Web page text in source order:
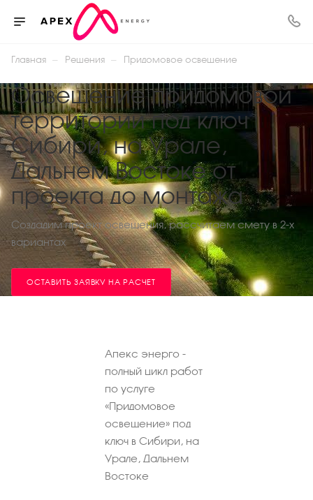
Главная — Решения — Придомовое освещение
Освещение придомовой
территории под ключ
Сибири, на Урале,
Дальнем Востоке от
проекта до монтажа
Создадим проект освещения, рассчитаем смету в 2-х
вариантах
ОСТАВИТЬ ЗАЯВКУ НА РАСЧЕТ
Апекс энерго -
полный цикл работ
по услуге
«Придомовое
освещение» под
ключ в Сибири, на
Урале, Дальнем
Востоке